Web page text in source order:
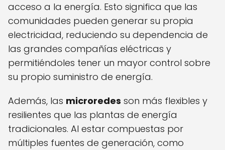
acceso a la energía. Esto significa que las
comunidades pueden generar su propia
electricidad, reduciendo su dependencia de
las grandes compañías eléctricas y
permitiéndoles tener un mayor control sobre
su propio suministro de energía.
Además, las microredes son más flexibles y
resilientes que las plantas de energía
tradicionales. Al estar compuestas por
múltiples fuentes de generación, como